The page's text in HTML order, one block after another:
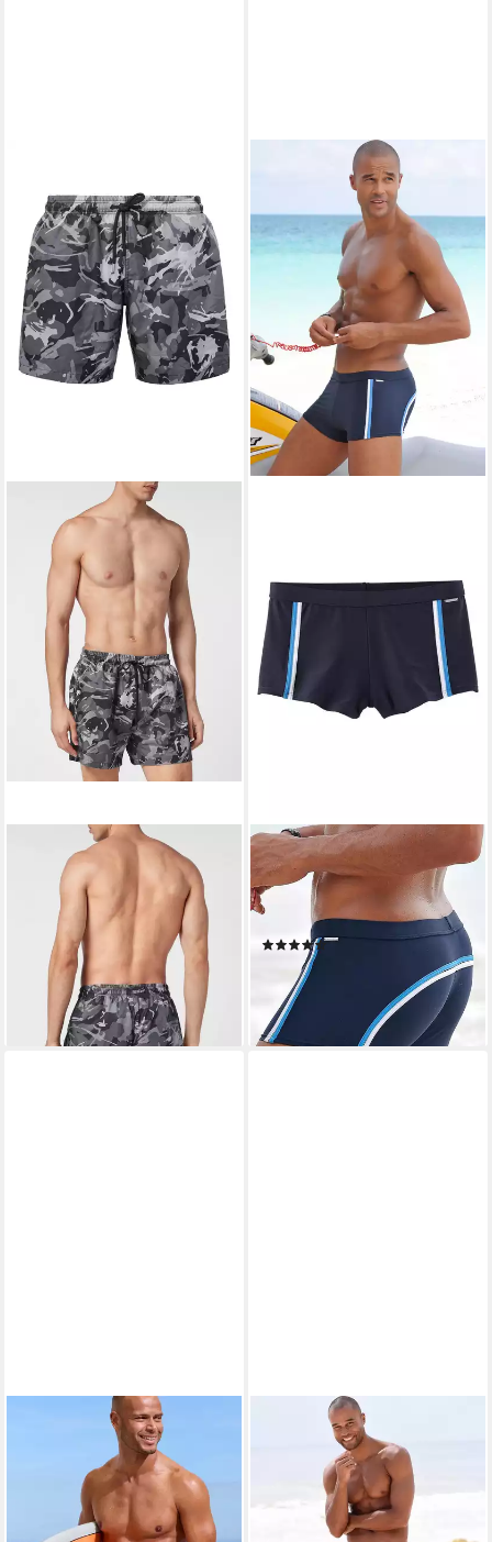
PLEIN SPORT
Badehose Camouflage
132,99 €
UVP 179,99 €
lieferbar - in 5-6 Werktagen bei dir
CHIEMSEE
Boxer-Badehose mit
modischen
Kontrastpaspelierungen
(131)
34,99 €
lieferbar - in 1-2 Werktagen bei dir